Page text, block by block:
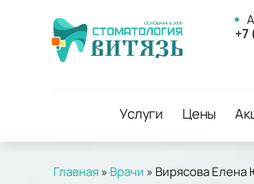
+7
Услуги Цены
Главная» Врачи » Вирясова Елена